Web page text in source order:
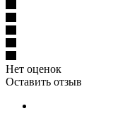
Нет оценок
Оставить отзыв